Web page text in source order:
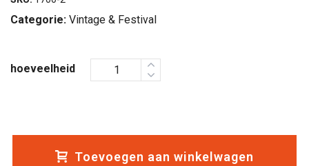
Categorie: Vintage & Festival
hoeveelheid
Toevoegen aan winkelwagen